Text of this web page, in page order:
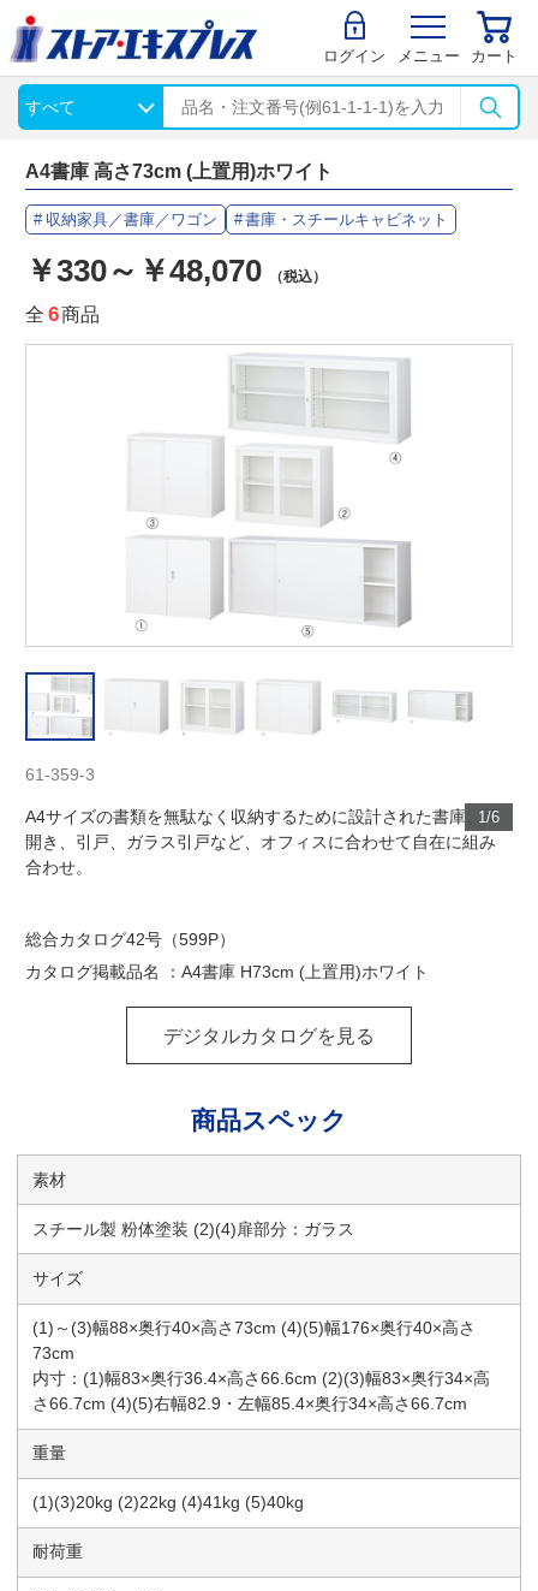
ログイン メニュー カート
A4書庫 高さ73cm (上置用)ホワイト
収納家具／書庫／ワゴン 書庫・スチールキャビネット
￥330～￥48,070 （税込）
全 6商品
1/6
61-359-3
A4サイズの書類を無駄なく収納するために設計された書庫。両
開き、引戸、ガラス引戸など、オフィスに合わせて自在に組み
合わせ。
総合カタログ42号（599P）
カタログ掲載品名 ：A4書庫 H73cm (上置用)ホワイト
デジタルカタログを見る
商品スペック
素材
スチール製 粉体塗装 (2)(4)扉部分：ガラス
サイズ
(1)～(3)幅88×奥行40×高さ73cm (4)(5)幅176×奥行40×高さ
73cm
内寸：(1)幅83×奥行36.4×高さ66.6cm (2)(3)幅83×奥行34×高
さ66.7cm (4)(5)右幅82.9・左幅85.4×奥行34×高さ66.7cm
重量
(1)(3)20kg (2)22kg (4)41kg (5)40kg
耐荷重